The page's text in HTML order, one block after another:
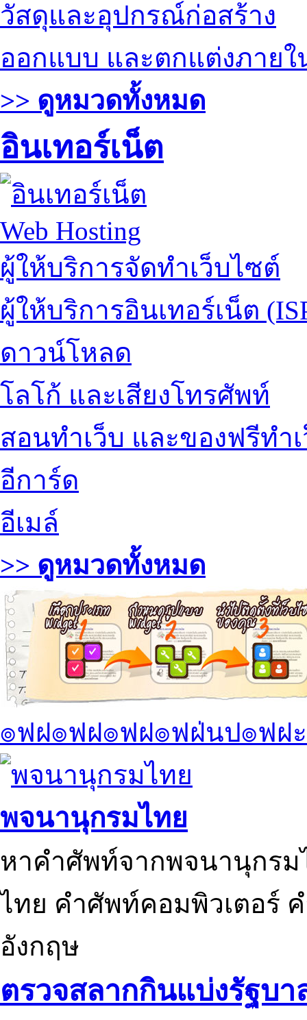
วัสดุและอุปกรณ์ก่อสร้าง
ออกแบบ และตกแต่งภายใ
>> ดูหมวดทั้งหมด
อินเทอร์เน็ต
Web Hosting
ผู้ให้บริการจัดทำเว็บไซต์
ผู้ให้บริการอินเทอร์เน็ต
ดาวน์โหลด
โลโก้ และเสียงโทรศัพท์
สอนทำเว็บ และของฟรีทำ
อีการ์ด
อีเมล์
>> ดูหมวดทั้งหมด
๏ฟฝ๏ฟฝ๏ฟฝ๏ฟฝ่นป๏ฟฝ
พจนานุกรมไทย
หาคำศัพท์จากพจนานุกรม
ไทย คำศัพท์คอมพิวเตอร์
อังกฤษ
ตรวจสลากกินแบ่งรัฐบา